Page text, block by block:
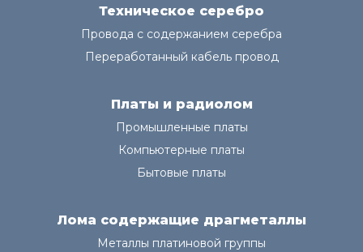
Техническое серебро
Провода с содержанием серебра
Переработанный кабель провод
Платы и радиолом
Промышленные платы
Компьютерные платы
Бытовые платы
Лома содержащие драгметаллы
Металлы платиновой группы